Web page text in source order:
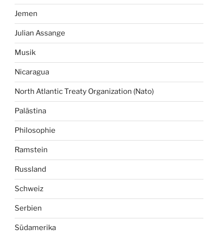
Jemen
Julian Assange
Musik
Nicaragua
North Atlantic Treaty Organization (Nato)
Palästina
Philosophie
Ramstein
Russland
Schweiz
Serbien
Südamerika